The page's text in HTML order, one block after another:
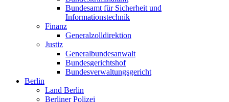
Bundesamt für Sicherheit und
Informationstechnik
Finanz
Generalzolldirektion
Justiz
Generalbundesanwalt
Bundesgerichtshof
Bundesverwaltungsgericht
Berlin
Land Berlin
Berliner Polizei